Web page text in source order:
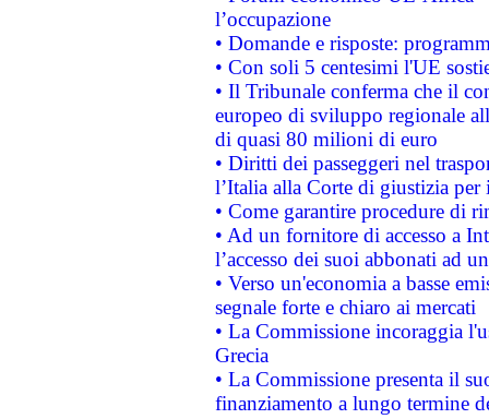
l’occupazione
• Domande e risposte:
• Con soli 5 centesimi l'UE
• Il Tribunale conferma che il
europeo di sviluppo regionale
di quasi 80 milioni di euro
• Diritti dei passeggeri nel
l’Italia alla Corte di giustizia
• Come garantire procedure di
• Ad un fornitore di accesso a
l’accesso dei suoi abbonati ad
• Verso un'economia a basse
segnale forte e chiaro ai mercati
• La Commissione incoraggia
Grecia
• La Commissione presenta il
finanziamento a lungo termine